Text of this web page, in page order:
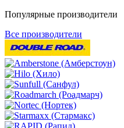
Популярные производители
Все производители